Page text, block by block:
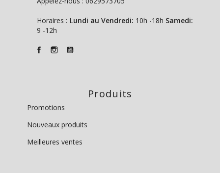
Horaires : Lundi au Vendredi: 10h -18h Samedi:
9 -12h
Produits
Promotions
Nouveaux produits
Meilleures ventes